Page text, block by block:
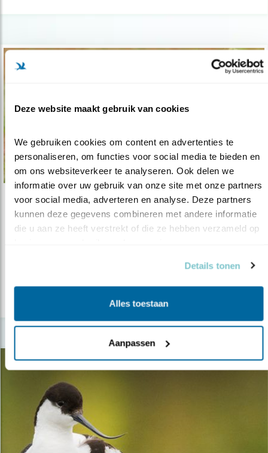
Deze website maakt gebruik van cookies
We gebruiken cookies om content en advertenties te
personaliseren, om functies voor social media te bieden en
om ons websiteverkeer te analyseren. Ook delen we
informatie over uw gebruik van onze site met onze partners
voor social media, adverteren en analyse. Deze partners
kunnen deze gegevens combineren met andere informatie
die u aan ze heeft verstrekt of die ze hebben verzameld op
Details tonen
Alles toestaan
Aanpassen
Nieuws
Deelnemers Postcode Loterij bedankt!